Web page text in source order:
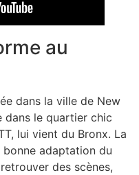
au
dans la ville de New
dans le quartier chic
lui vient du Bronx. La
adaptation du
des scènes,